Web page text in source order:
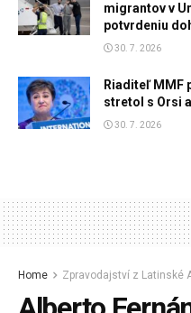
migrantov v
potvrdeniu
30. 7. 2026
Riaditeľ MMF
stretol s Orsi
30. 7. 2026
Home Zpravodajství z Latinské